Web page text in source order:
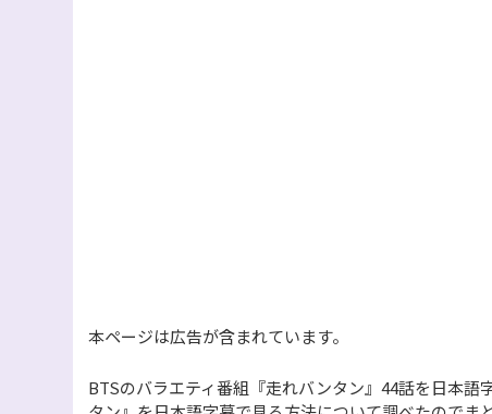
本ページは広告が含まれています。
BTSのバラエティ番組『走れバンタン』44話を日本